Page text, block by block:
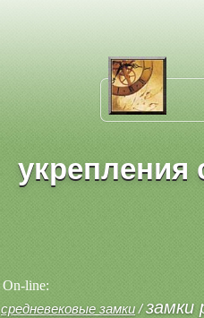
укрепления
On-line:
средневековые замки/замки